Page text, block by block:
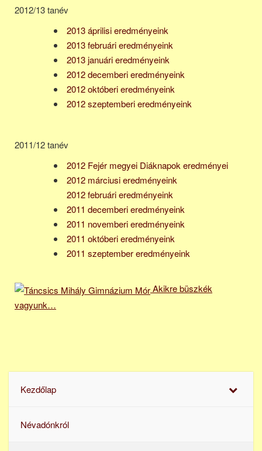
2012/13 tanév
2013 áprilisi eredményeink
2013 februári eredményeink
2013 januári eredményeink
2012 decemberi eredményeink
2012 októberi eredményeink
2012 szeptemberi eredményeink
2011/12 tanév
2012 Fejér megyei Diáknapok eredményei
2012 márciusi eredményeink
2012 februári eredményeink
2011 decemberi eredményeink
2011 novemberi eredményeink
2011 októberi eredményeink
2011 szeptember eredményeink
Akikre büszkék
vagyunk…
Kezdőlap
Névadónkról